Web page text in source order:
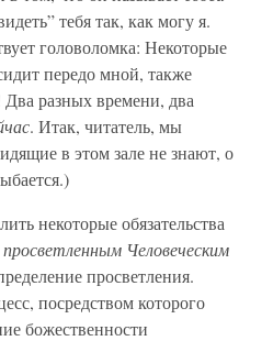
тебя так, как могу я.
головоломка: Некоторые
передо мной, также
разных времени, два
. Итак, читатель, мы
в этом зале не знают, о
некоторые обязательства
просветленным Человеческим
просветления.
посредством которого
божественности